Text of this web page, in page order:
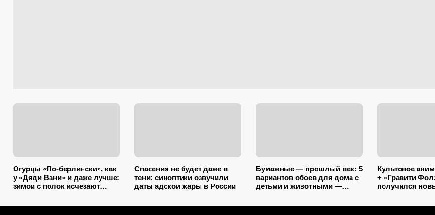
Огурцы «По-берлински», как
у «Дяди Вани» и даже лучше:
зимой с полок исчезают
Спасения не будет даже в
тени: синоптики озвучили
даты адской жары в России
Бумажные — прошлый век: 5
вариантов обоев для дома с
детьми и животными —
Культовое
+ «Гравити
получился